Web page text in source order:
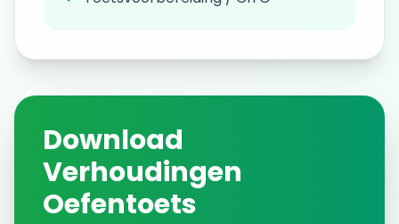
Download
Verhoudingen
Oefentoets